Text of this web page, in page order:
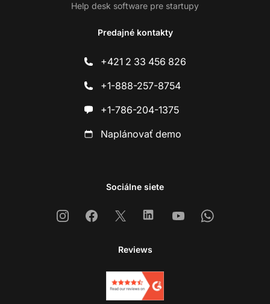
Help desk software pre startupy
Predajné kontakty
+421 2 33 456 826
+1-888-257-8754
+1-786-204-1375
Naplánovať demo
Sociálne siete
InstagramFacebook
X LinkedinYoutubeWhatsapp
Reviews